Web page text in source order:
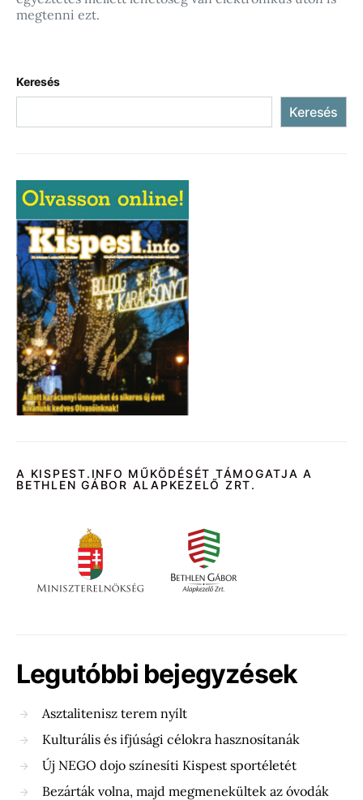
megtenni ezt.
Keresés
Keresés
A KISPEST.INFO MŰKÖDÉSÉT TÁMOGATJA A
BETHLEN GÁBOR ALAPKEZELŐ ZRT.
Legutóbbi bejegyzések
Asztalitenisz terem nyílt
Kulturális és ifjúsági célokra hasznosítanák
Új NEGO dojo színesíti Kispest sportéletét
Bezárták volna, majd megmenekültek az óvodák